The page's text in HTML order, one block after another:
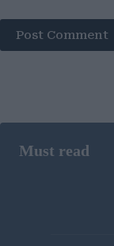
Post Comment